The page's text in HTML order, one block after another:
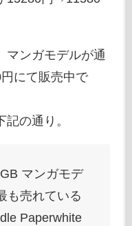
ンガモデルが通
にて販売中で
の通り。
マンガモデ
も売れている
Paperwhite